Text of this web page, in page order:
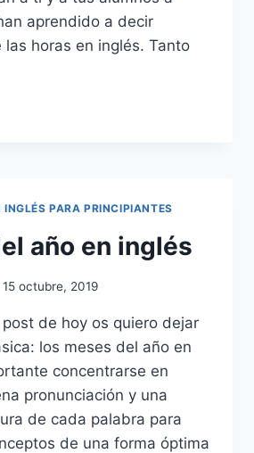
aprendido a decir
las horas en inglés. Tanto
PARA PRINCIPIANTES
año en inglés
15 octubre, 2019
de hoy os quiero dejar
los meses del año en
concentrarse en
pronunciación y una
de cada palabra para
de una forma óptima